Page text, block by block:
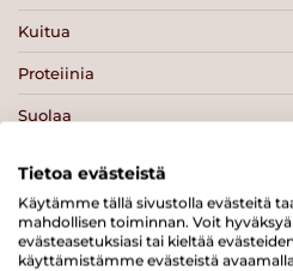
Kuitua
Proteiinia
Suolaa
Tulosta sivu
Tietoa evästeistä
Käytämme tällä sivustolla evästeitä
mahdollisen toiminnan. Voit
evästeasetuksiasi tai kieltää
käyttämistämme evästeistä